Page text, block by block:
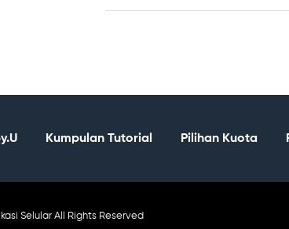
Kumpulan Tutorial Pilihan Kuota
Selular All Rights Reserved